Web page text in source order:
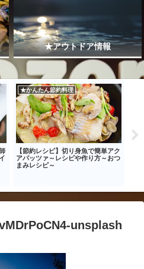
★アウトドア情報
★かんたん節約料理
【節約レシピ】切り身魚で簡単アク
アパッツァ～レシピや作り方～おつ
まみレシピ～
unsplash